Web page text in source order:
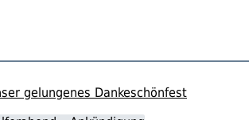
gelungenes Dankeschönfest